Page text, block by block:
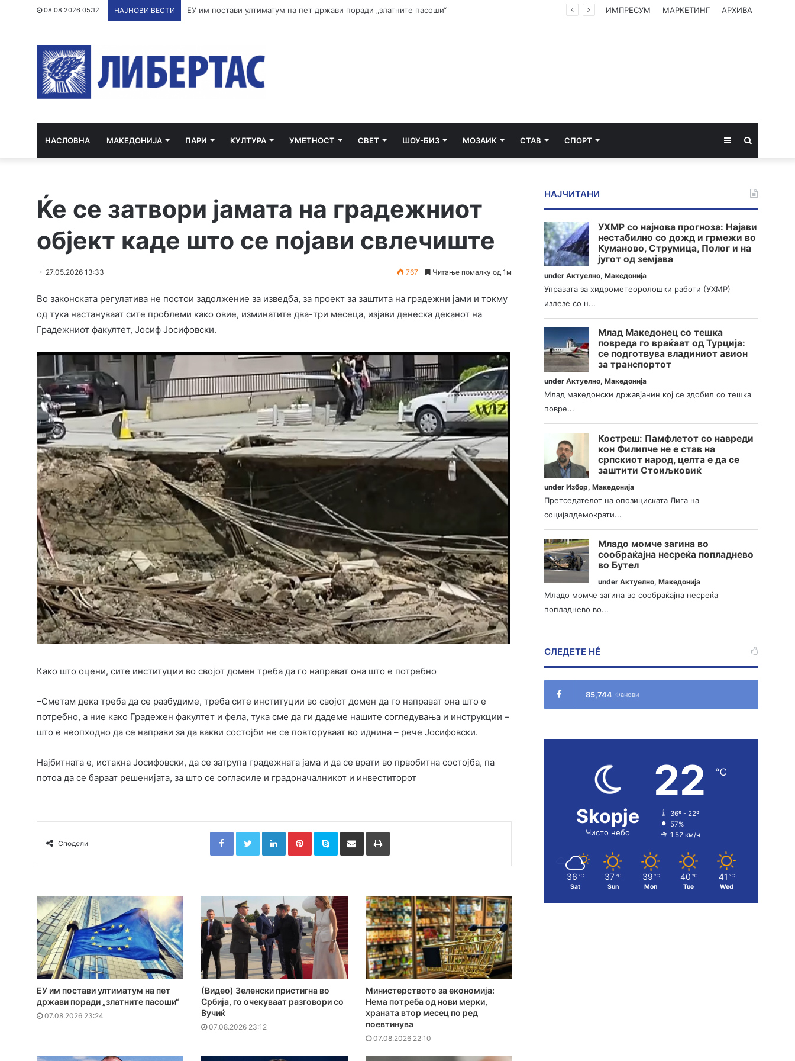
08.08.2026 05:12 НАЈНОВИ ВЕСТИ По речиси 30 години почнува судењето за убиството на Тупак Шакур ИМПРЕСУМ МАРКЕТИНГ АРХИВА
НАСЛОВНА МАКЕДОНИЈА ПАРИ КУЛТУРА УМЕТНОСТ СВЕТ ШОУ-БИЗ МОЗАИК СТАВ СПОРТ Sidebar
Ќе се затвори јамата на градежниот
објект каде што се појави свлечиште
27.05.2026 13:33 767 Читање помалку од 1м
Во законската регулатива не постои задолжение за изведба, за проект за заштита на градежни јами и токму
од тука настануваат сите проблеми како овие, изминатите два-три месеца, изјави денеска деканот на
Градежниот факултет, Јосиф Јосифовски.
Како што оцени, сите институции во својот домен треба да го направат она што е потребно
–Сметам дека треба да се разбудиме, треба сите институции во својот домен да го направат она што е
потребно, а ние како Градежен факултет и фела, тука сме да ги дадеме нашите согледувања и инструкции –
што е неопходно да се направи за да вакви состојби не се повторуваат во иднина – рече Јосифовски.
Најбитната е, истакна Јосифовски, да се затрупа градежната јама и да се врати во првобитна состојба, па
потоа да се бараат решенијата, за што се согласиле и градоначалникот и инвеститорот
Сподели
FacebookTwitterLinkedInPinterestSkype Сподели преку Е-маил Испринтај
ЕУ им постави ултиматум на пет
држави поради „златните пасоши“
07.08.2026 23:24
(Видео) Зеленски пристигна во
Србија, го очекуваат разговори со
Вучиќ
07.08.2026 23:12
Министерството за економија:
Нема потреба од нови мерки,
храната втор месец по ред
поевтинува
07.08.2026 22:10
НАЈЧИТАНИ
УХМР со најнова прогноза: Најави
нестабилно со дожд и грмежи во
Куманово, Струмица, Полог и на
југот од земјава
underАктуелно,Македонија
Управата за хидрометеоролошки работи (УХМР)
излезе со н...
Млад Македонец со тешка
повреда го враќаат од Турција:
се подготвува владиниот авион
за транспортот
underАктуелно,Македонија
Млад македонски државјанин кој се здобил со тешка
повре...
Костреш: Памфлетот со навреди
кон Филипче не е став на
српскиот народ, целта е да се
заштити Стоиљковиќ
underИзбор,Македонија
Претседателот на опозициската Лига на
социјалдемократи...
Младо момче загина во
сообраќајна несреќа попладнево
во Бутел
underАктуелно,Македонија
Младо момче загина во сообраќајна несреќа
попладнево во...
СЛЕДЕТЕ НÉ
85,744 Фанови
Skopje
Чисто небо
22 ℃
36º - 22º
57%
1.52 км/ч
36 ℃
Sat
37 ℃
Sun
39 ℃
Mon
40 ℃
Tue
41 ℃
Wed